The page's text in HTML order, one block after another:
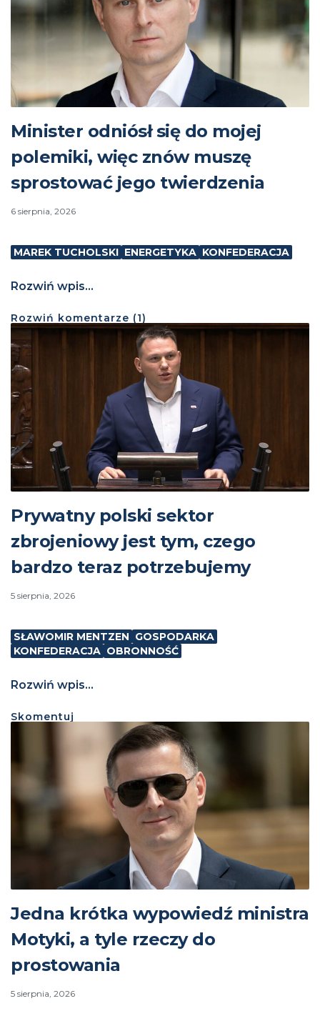
Minister odniósł się do mojej
polemiki, więc znów muszę
sprostować jego twierdzenia
6 sierpnia, 2026
MAREK TUCHOLSKI ENERGETYKA KONFEDERACJA
Rozwiń wpis...
Rozwiń komentarze (1)
Prywatny polski sektor
zbrojeniowy jest tym, czego
bardzo teraz potrzebujemy
5 sierpnia, 2026
SŁAWOMIR MENTZEN GOSPODARKA
KONFEDERACJA OBRONNOŚĆ
Rozwiń wpis...
Skomentuj
Jedna krótka wypowiedź ministra
Motyki, a tyle rzeczy do
prostowania
5 sierpnia, 2026